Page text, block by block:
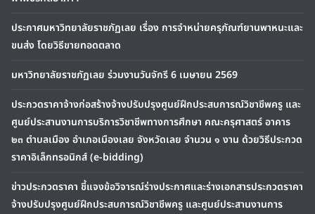
ประกาศมหาวิทยาลัยราชภัฏเลย เรื่อง การจำหน่ายครุภัณฑ์ยานพาหนะและ
ขนส่ง โดยวิธีขายทอดตลาด
มหาวิทยาลัยราชภัฏเลย ร่วมงานวันจักรี 6 เมษายน 2569
ประกวดราคาจ้างก่อสร้างจ้างปรับปรุงศูนย์ฝึกประสบการณ์วิชาชีพครู และ
ศูนย์ประสานงานการบริการวิชาชีพทางการศึกษา คณะครุศาสตร์ อาคาร
๒๓ ตำบลเมือง อำเภอเมืองเลย จังหวัดเลย จำนวน ๑ งาน ด้วยวิธีประกวด
ราคาอิเล็กทรอนิกส์ (e-bidding)
ข่าวประกวดราคา ชี้แจงข้อวิจารณ์ร่างประกาศและร่างเอกสารประกวดราคา
จ้างปรับปรุงศูนย์ฝึกประสบการณ์วิชาชีพครู และศูนย์ประสานงานการ